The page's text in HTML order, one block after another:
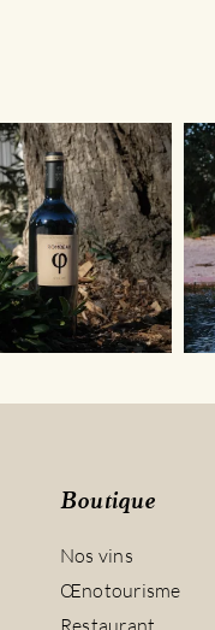
Boutique
Nos vins
Œnotourisme